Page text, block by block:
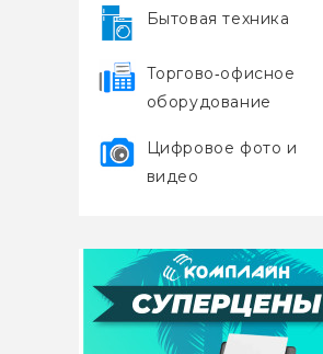
Бытовая техника
Торгово‑офисное
оборудование
Цифровое фото и
видео